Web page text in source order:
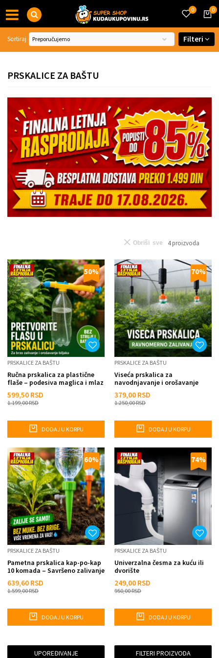
0
0
PRSKALICE ZA BAŠTU
Sortiraj Filteri
4proizvoda
Obriši sve
50%
PRSKALICE ZA BAŠTU
Ručna prskalica za plastične
flaše – podesiva maglica i mlaz
599,50 RSD
1.199,00RSD
DODAJ U KORPU
70%
PRSKALICE ZA BAŠTU
Viseća prskalica za
navodnjavanje i orošavanje
379,00 RSD
1.250,00RSD
DODAJ U KORPU
60%
PRSKALICE ZA BAŠTU
Pametna prskalica kap-po-kap
10 komada – Savršeno zalivanje
639,60 RSD
1.599,00RSD
DODAJ U KORPU
74%
PRSKALICE ZA BAŠTU
Univerzalna česma za kuću ili
dvorište
249,00 RSD
950,00RSD
DODAJ U KORPU
UPOREĐIVANJE FILTERI PROIZVODA